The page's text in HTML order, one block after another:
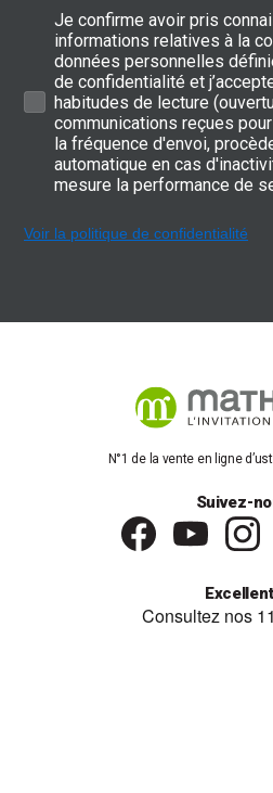
Je confirme avoir pris
informations relatives à la
données personnelles
de confidentialité et
habitudes de lecture
communications reçues
la fréquence d'envoi,
automatique en cas
mesure la performance de
Voir la politique de confidentialité
N°1 de la vente en ligne
Suivez-
Excellent